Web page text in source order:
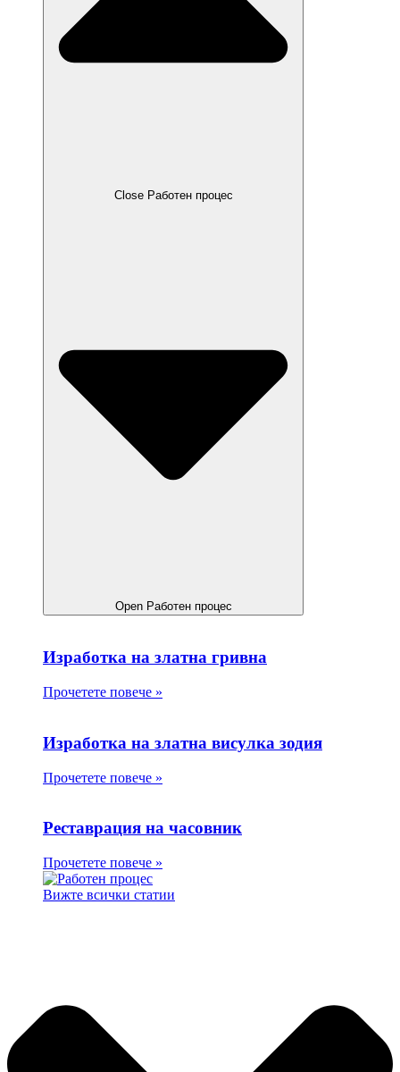
Close Работен процес
Open Работен процес
Изработка на златна гривна
Прочетете повече »
Изработка на златна висулка зодия
Прочетете повече »
Реставрация на часовник
Прочетете повече »
Вижте всички статии